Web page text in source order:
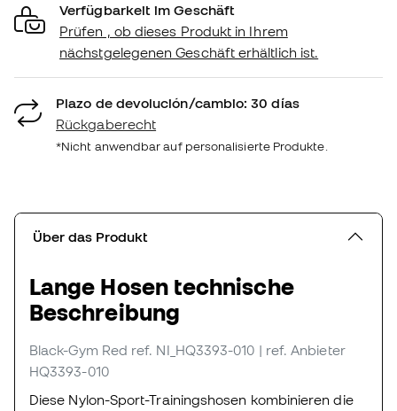
Verfügbarkeit im Geschäft
Prüfen , ob dieses Produkt in Ihrem
nächstgelegenen Geschäft erhältlich ist.
Plazo de devolución/cambio: 30 días
Rückgaberecht
*Nicht anwendbar auf personalisierte Produkte.
Über das Produkt
Lange Hosen technische
Beschreibung
Black-Gym Red ref. NI_HQ3393-010 | ref. Anbieter
HQ3393-010
Diese Nylon-Sport-Trainingshosen kombinieren die